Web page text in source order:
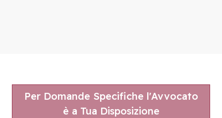
Per Domande Specifiche l'Avvocato
è a Tua Disposizione